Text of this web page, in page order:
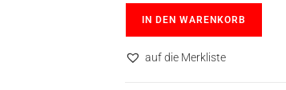
IN DEN WARENKORB
auf die Merkliste